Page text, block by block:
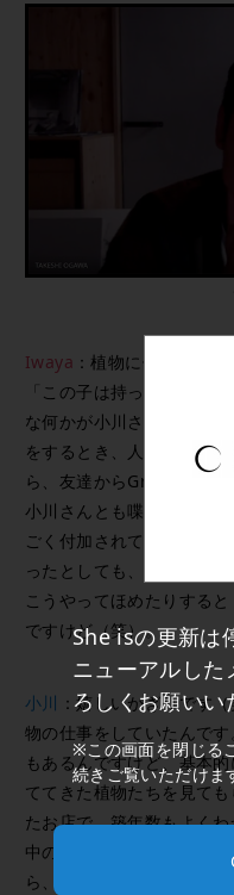
She isの更新は
ニューアルした
ろしくお願いい
※この画面を閉じる
続きご覧いただけま
Iwaya ：植物に優劣はな
「この子は持って帰りま
な何かが小川さんのとこ
をするとき、人からおす
ら、友達からGreen
小川さんとも喋ったすえ
ごく付加されているとこ
ったとしても、大切に育
こうやってほめたりする
ですけど（笑）。
小川 ：嬉しいかぎりです
物の仕事をしていたんで
もあるんですけど、基本
ててきた植物たちを見て
たお店で。築年数もよく
中の現場でほこりまみれ
ら、自分で手がけて空間